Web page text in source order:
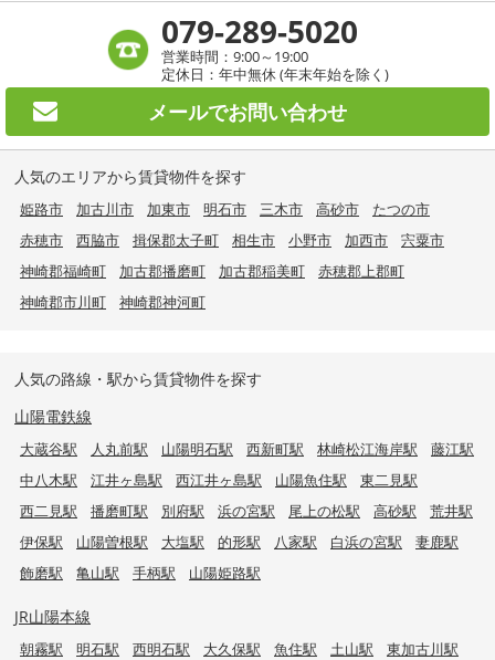
079-289-5020
営業時間：9:00～19:00
定休日：年中無休 (年末年始を除く)
メールでお問い合わせ
人気のエリアから賃貸物件を探す
姫路市 加古川市 加東市 明石市 三木市 高砂市
たつの市
赤穂市
西脇市 揖保郡太子町 相生市 小野市 加西市
宍粟市
神崎郡福崎町
加古郡播磨町 加古郡稲美町
赤穂郡上郡町
神崎郡市川町
神崎郡神河町
人気の路線・駅から賃貸物件を探す
山陽電鉄線
大蔵谷駅 人丸前駅 山陽明石駅 西新町駅 林崎松江海岸駅
藤江駅
中八木駅
江井ヶ島駅 西江井ヶ島駅 山陽魚住駅
東二見駅
西二見駅
播磨町駅 別府駅 浜の宮駅 尾上の松駅 高砂駅
荒井駅
伊保駅
山陽曽根駅 大塩駅 的形駅 八家駅 白浜の宮駅
妻鹿駅
飾磨駅
亀山駅 手柄駅 山陽姫路駅
JR山陽本線
朝霧駅 明石駅 西明石駅 大久保駅 魚住駅 土山駅
東加古川駅